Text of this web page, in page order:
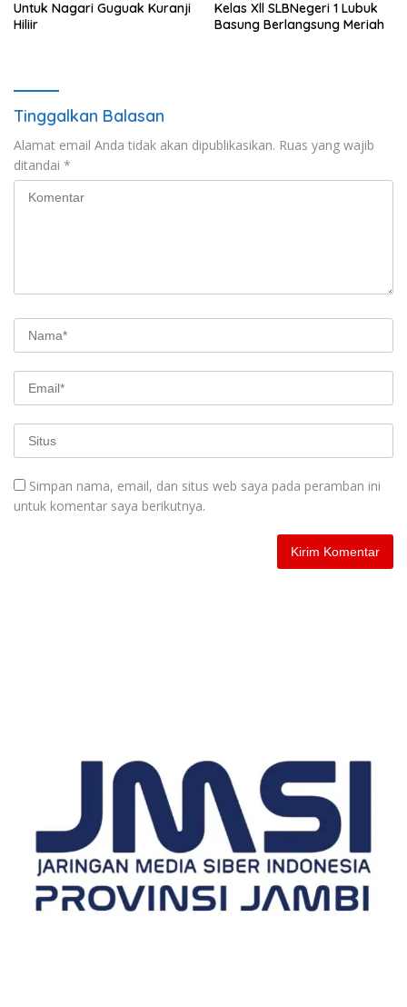
Untuk Nagari Guguak Kuranji
Hiliir
Kelas Xll SLBNegeri 1 Lubuk
Basung Berlangsung Meriah
Tinggalkan Balasan
Alamat email Anda tidak akan dipublikasikan. Ruas yang wajib
ditandai *
Simpan nama, email, dan situs web saya pada peramban ini
untuk komentar saya berikutnya.